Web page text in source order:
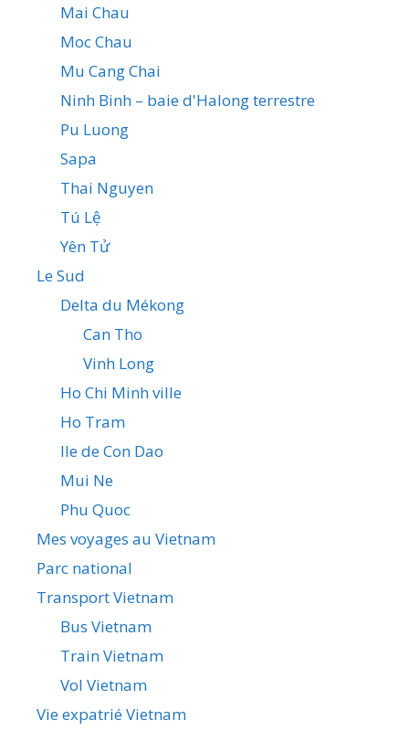
Mai Chau
Moc Chau
Mu Cang Chai
Ninh Binh – baie d'Halong terrestre
Pu Luong
Sapa
Thai Nguyen
Tú Lệ
Yên Tử
Le Sud
Delta du Mékong
Can Tho
Vinh Long
Ho Chi Minh ville
Ho Tram
Ile de Con Dao
Mui Ne
Phu Quoc
Mes voyages au Vietnam
Parc national
Transport Vietnam
Bus Vietnam
Train Vietnam
Vol Vietnam
Vie expatrié Vietnam